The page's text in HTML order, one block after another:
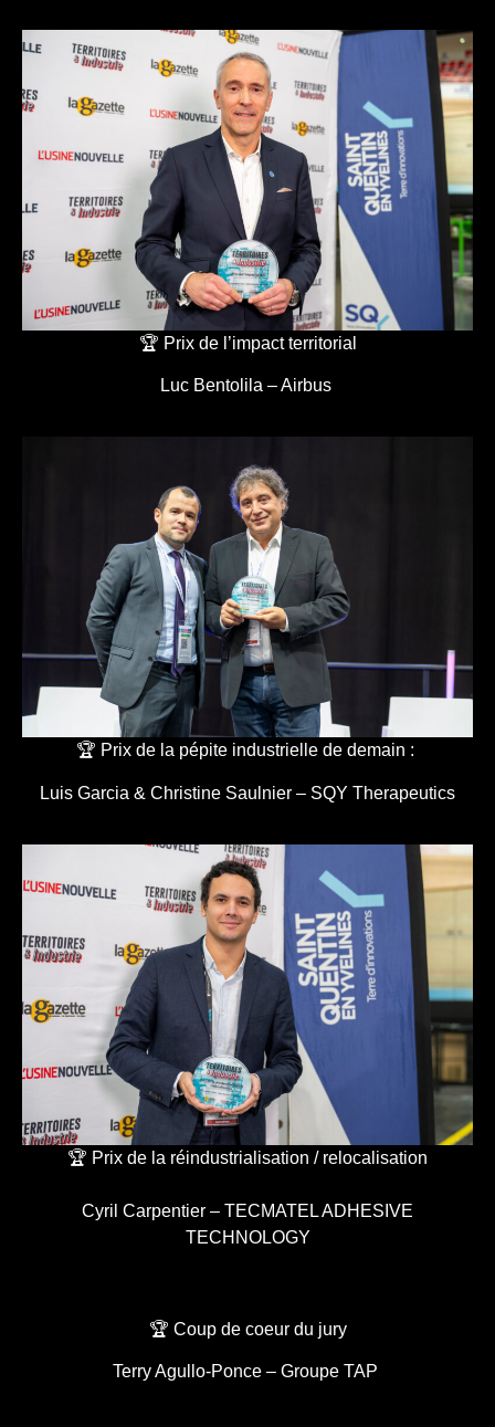
🏆 Prix de l’impact territorial
Luc Bentolila – Airbus
🏆 Prix de la pépite industrielle de demain :
Luis Garcia & Christine Saulnier – SQY Therapeutics
🏆 Prix de la réindustrialisation / relocalisation
Cyril Carpentier – TECMATEL ADHESIVE
TECHNOLOGY
🏆 Coup de coeur du jury
Terry Agullo-Ponce – Groupe TAP